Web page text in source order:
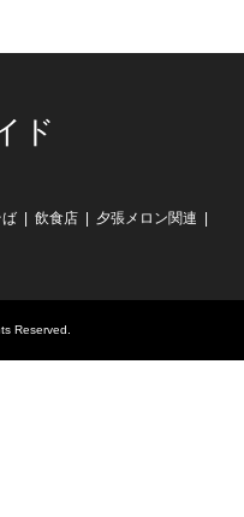
ド
飲食店
夕張メロン関連
Reserved.